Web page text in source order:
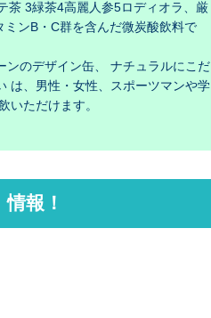
茶 3緑茶4高麗人参5ロディオラ、厳
ンB・C群を含んだ微炭酸飲料で
ンのデザイン缶、 ナチュラルにこだ
は、男性・女性、スポーツマンや学
いただけます。
報！